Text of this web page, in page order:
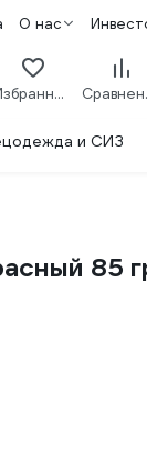
О нас
Избранное
и СИЗ
85